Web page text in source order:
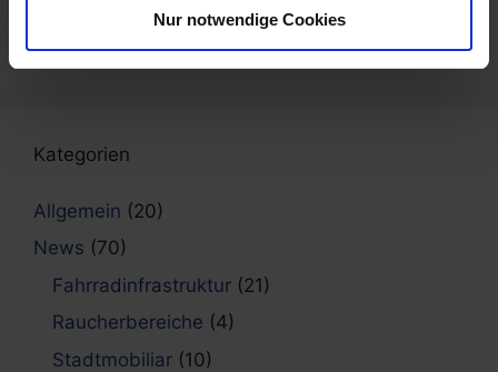
Nur notwendige Cookies
Kategorien
Allgemein (20)
News (70)
Fahrradinfrastruktur (21)
Raucherbereiche (4)
Stadtmobiliar (10)